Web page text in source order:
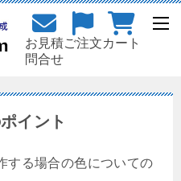
お見積
問合せ
ご注文カート
イント
する場合の色についての